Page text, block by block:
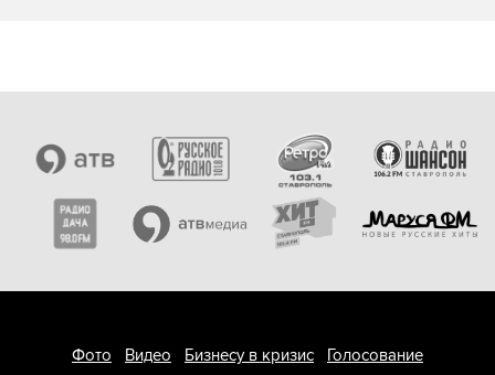
Фото Видео Бизнесу в кризис
Голосование